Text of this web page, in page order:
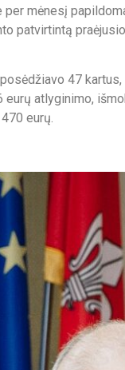
mėnesį
patvirtintą
47
atlyginimo,
eurų.